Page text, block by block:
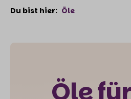
Du bist hier: Öle